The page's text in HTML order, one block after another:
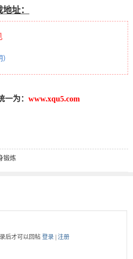
址：
为： www.xqu5.com
锻炼
后才可以回帖登录 |注册